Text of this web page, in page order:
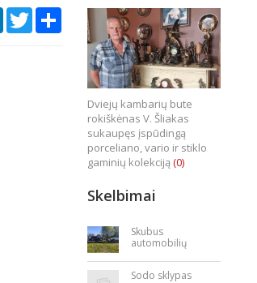
LinkedInTwitterShare
Dviejų kambarių bute
rokiškėnas V. Šliakas
sukaupęs įspūdingą
porceliano, vario ir stiklo
gaminių kolekciją (0)
Skelbimai
Skubus
automobilių
Sodo sklypas